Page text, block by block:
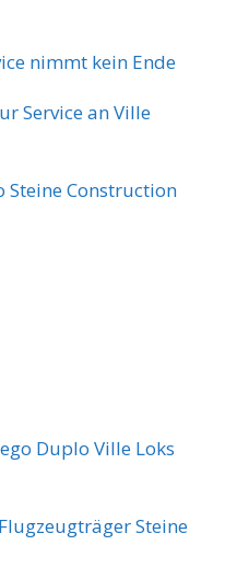
nimmt kein Ende
Service an Ville
Steine Construction
Duplo Ville Loks
Steine